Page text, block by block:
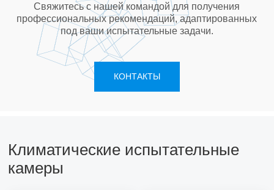
Свяжитесь с нашей командой для получения
профессиональных рекомендаций, адаптированных
под ваши испытательные задачи.
КОНТАКТЫ
Климатические испытательные
камеры